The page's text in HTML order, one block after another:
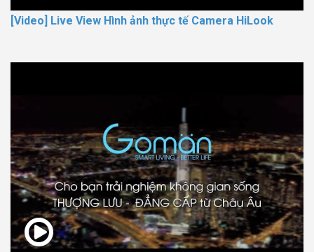
[Video] Live View Hình ảnh thực tế Camera HiLook